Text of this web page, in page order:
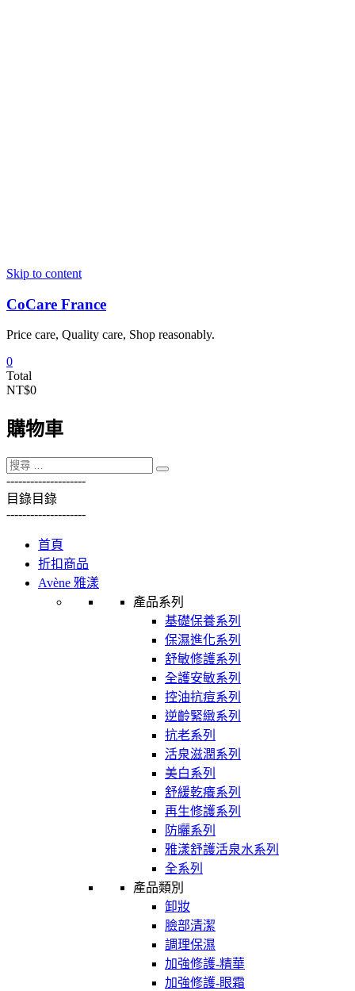
Skip to content
CoCare France
Price care, Quality care, Shop reasonably.
0
Total
NT$0
購物車
--------------------
目錄目錄
--------------------
首頁
折扣商品
Avène 雅漾
產品系列
基礎保養系列
保濕進化系列
舒敏修護系列
全護安敏系列
控油抗痘系列
逆齡緊緻系列
抗老系列
活泉滋潤系列
美白系列
舒緩乾癢系列
再生修護系列
防曬系列
雅漾舒護活泉水系列
全系列
產品類別
卸妝
臉部清潔
調理保濕
加強修護-精華
加強修護-眼霜